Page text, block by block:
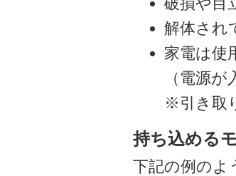
解体され
家電は使
（電源
※引き取
持ち込める
下記の例のよ